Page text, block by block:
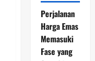
Perjalanan
Harga Emas
Memasuki
Fase yang